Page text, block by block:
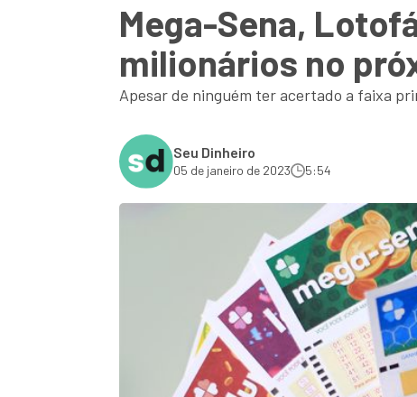
Mega-Sena,
milionários no
Apesar de ninguém ter acertado a faixa
Seu Dinheiro
05 de janeiro de 2023 5:54